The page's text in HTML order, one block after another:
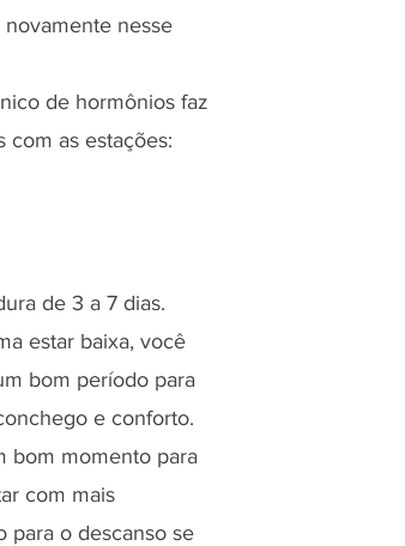
nesse
de hormônios faz
com as estações:
de 3 a 7 dias.
estar baixa, você
bom período para
e conforto.
bom momento para
com mais
para o descanso se